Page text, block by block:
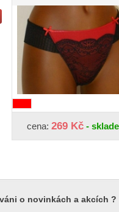
cena: 269 Kč -
o novinkách a akcích ?